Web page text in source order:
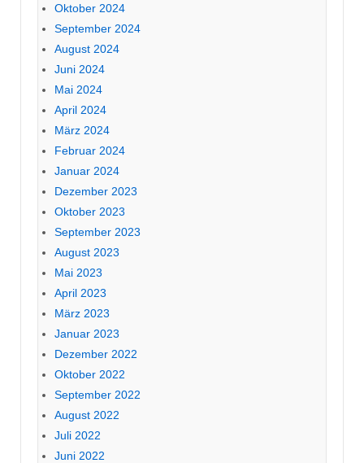
Oktober 2024
September 2024
August 2024
Juni 2024
Mai 2024
April 2024
März 2024
Februar 2024
Januar 2024
Dezember 2023
Oktober 2023
September 2023
August 2023
Mai 2023
April 2023
März 2023
Januar 2023
Dezember 2022
Oktober 2022
September 2022
August 2022
Juli 2022
Juni 2022